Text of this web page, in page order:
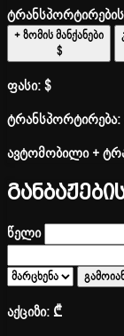
+ ზომის მანქანები
$
ფასი:$
ტრანსპორტირება:
ავტომობილი +
წელი
აქციზი:₾